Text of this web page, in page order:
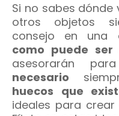
Si no sabes
otros objetos
consejo en una
como puede ser
asesorarán
necesario
huecos que
ideales para crear